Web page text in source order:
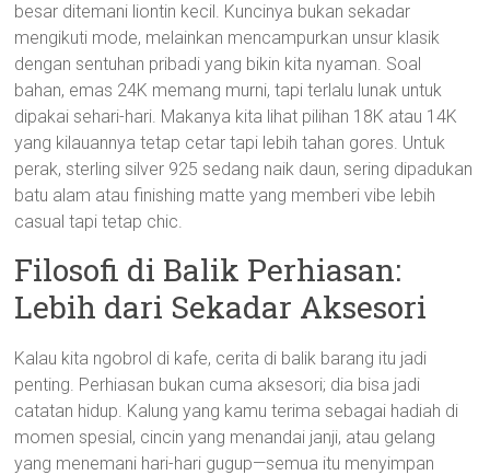
besar ditemani liontin kecil. Kuncinya bukan sekadar
mengikuti mode, melainkan mencampurkan unsur klasik
dengan sentuhan pribadi yang bikin kita nyaman. Soal
bahan, emas 24K memang murni, tapi terlalu lunak untuk
dipakai sehari-hari. Makanya kita lihat pilihan 18K atau 14K
yang kilauannya tetap cetar tapi lebih tahan gores. Untuk
perak, sterling silver 925 sedang naik daun, sering dipadukan
batu alam atau finishing matte yang memberi vibe lebih
casual tapi tetap chic.
Filosofi di Balik Perhiasan:
Lebih dari Sekadar Aksesori
Kalau kita ngobrol di kafe, cerita di balik barang itu jadi
penting. Perhiasan bukan cuma aksesori; dia bisa jadi
catatan hidup. Kalung yang kamu terima sebagai hadiah di
momen spesial, cincin yang menandai janji, atau gelang
yang menemani hari-hari gugup—semua itu menyimpan